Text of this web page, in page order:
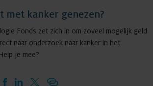
met kanker genezen?
Fonds zet zich in om zoveel mogelijk geld
naar onderzoek naar kanker in het
je mee?